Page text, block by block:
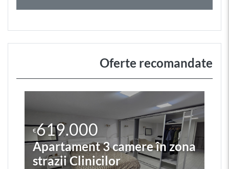
Oferte recomandate
€619.000
Apartament 3 camere în zona
strazii Clinicilor